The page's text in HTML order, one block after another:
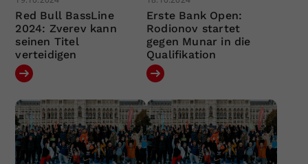
Red Bull BassLine
2024: Zverev kann
seinen Titel
verteidigen
Erste Bank Open:
Rodionov startet
gegen Munar in die
Qualifikation